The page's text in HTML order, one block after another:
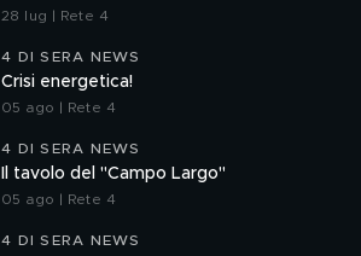
28 lug | Rete 4
4 DI SERA NEWS
Crisi energetica!
05 ago | Rete 4
4 DI SERA NEWS
Il tavolo del "Campo Largo"
05 ago | Rete 4
4 DI SERA NEWS